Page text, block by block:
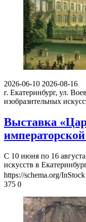
2026-06-10 2026-08-16
г. Екатеринбург, ул.
изобразительных
Выставка
С 10 июня по 16
искусств в
https://schema.org/InStock
375 0